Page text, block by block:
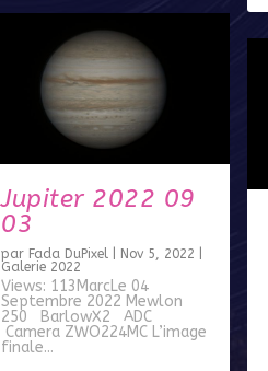
Jupiter 2022 09
03
par Fada DuPixel Nov 5, 2022
Galerie 2022
Views: 113MarcLe 04
Septembre 2022 Mewlon
250 BarlowX2 ADC
Camera ZWO224MC L’image
finale...